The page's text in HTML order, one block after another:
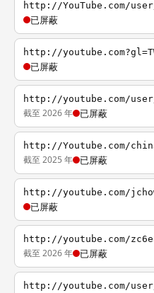
http://YouTube.com/
已屏蔽
http://
已屏蔽
http://youtube.com/
截至 2026 年 已屏蔽
http://Youtube.com/
截至 2025 年 已屏蔽
http://youtube.com/
已屏蔽
http://youtube.com/
截至 2026 年 已屏蔽
http://youtube.com/